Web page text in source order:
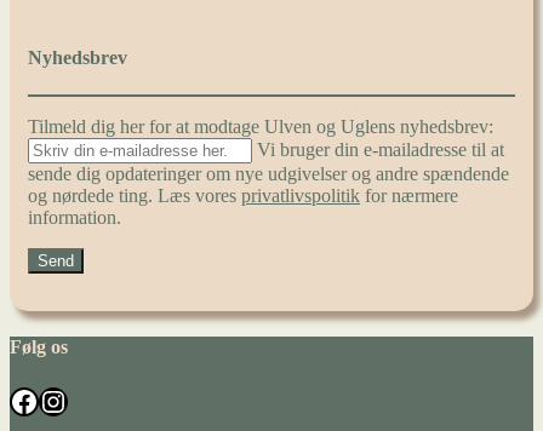
Nyhedsbrev
Tilmeld dig her for at modtage Ulven og Uglens nyhedsbrev:
Vi bruger din e-mailadresse til at
sende dig opdateringer om nye udgivelser og andre spændende
og nørdede ting. Læs vores privatlivspolitik for nærmere
information.
Følg os
Facebook
Instagram